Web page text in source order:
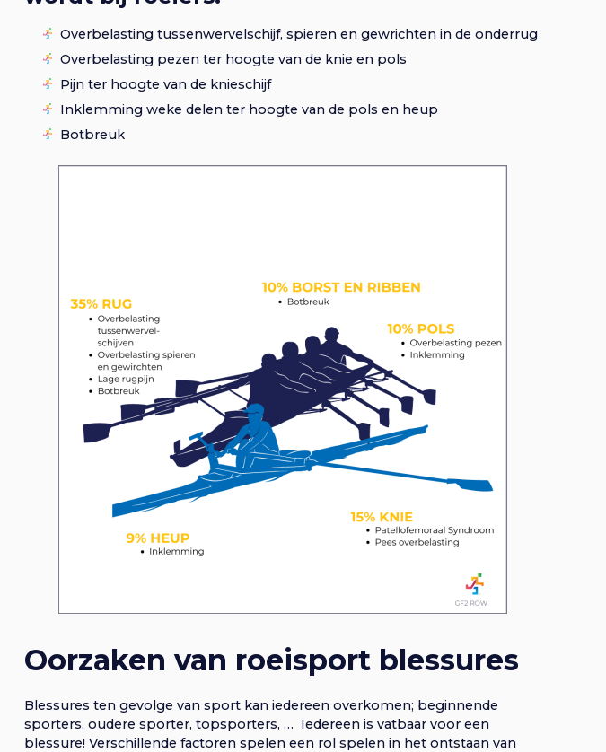
Overbelasting tussenwervelschijf, spieren en gewrichten in de onderrug
Overbelasting pezen ter hoogte van de knie en pols
Pijn ter hoogte van de knieschijf
Inklemming weke delen ter hoogte van de pols en heup
Botbreuk
Oorzaken van roeisport blessures
Blessures ten gevolge van sport kan iedereen overkomen; beginnende
sporters, oudere sporter, topsporters, … Iedereen is vatbaar voor een
blessure! Verschillende factoren spelen een rol spelen in het ontstaan van